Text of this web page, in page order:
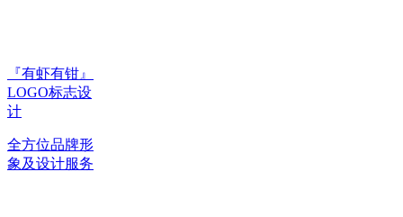
『有虾有钳』
LOGO标志设
计
全方位品牌形
象及设计服务